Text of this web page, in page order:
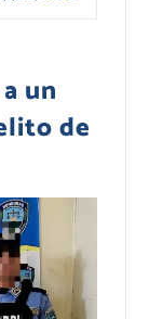
un
de